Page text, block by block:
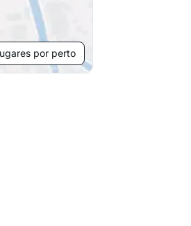
por perto